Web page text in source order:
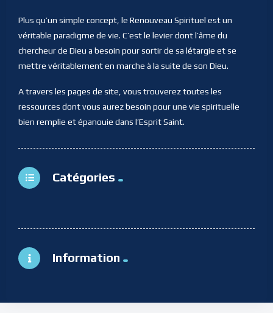
Plus qu’un simple concept, le Renouveau Spirituel est un
véritable paradigme de vie. C’est le levier dont l’âme du
chercheur de Dieu a besoin pour sortir de sa létargie et se
mettre véritablement en marche à la suite de son Dieu.
A travers les pages de site, vous trouverez toutes les
ressources dont vous aurez besoin pour une vie spirituelle
bien remplie et épanouie dans l’Esprit Saint.
Catégories
Information